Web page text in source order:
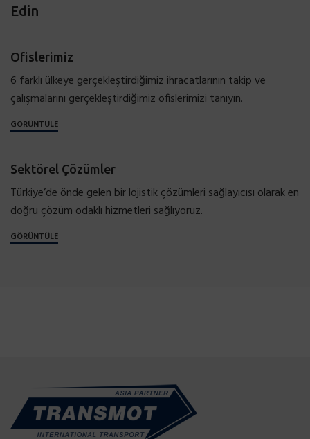
Edin
Ofislerimiz
6 farklı ülkeye gerçekleştirdiğimiz ihracatlarının takip ve
çalışmalarını gerçekleştirdiğimiz ofislerimizi tanıyın.
GÖRÜNTÜLE
Sektörel Çözümler
Türkiye’de önde gelen bir lojistik çözümleri sağlayıcısı olarak en
doğru çözüm odaklı hizmetleri sağlıyoruz.
GÖRÜNTÜLE